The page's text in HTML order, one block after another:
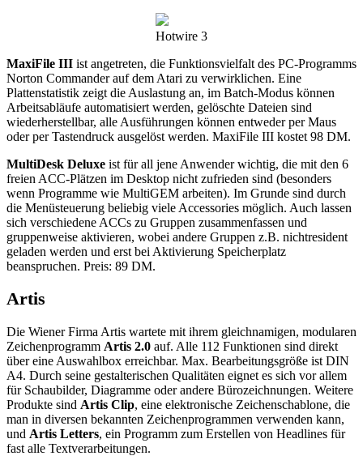
Hotwire 3
MaxiFile III ist angetreten, die Funktionsvielfalt des PC-Programms
Norton Commander auf dem Atari zu verwirklichen. Eine
Plattenstatistik zeigt die Auslastung an, im Batch-Modus können
Arbeitsabläufe automatisiert werden, gelöschte Dateien sind
wiederherstellbar, alle Ausführungen können entweder per Maus
oder per Tastendruck ausgelöst werden. MaxiFile III kostet 98 DM.
MultiDesk Deluxe ist für all jene Anwender wichtig, die mit den 6
freien ACC-Plätzen im Desktop nicht zufrieden sind (besonders
wenn Programme wie MultiGEM arbeiten). Im Grunde sind durch
die Menüsteuerung beliebig viele Accessories möglich. Auch lassen
sich verschiedene ACCs zu Gruppen zusammenfassen und
gruppenweise aktivieren, wobei andere Gruppen z.B. nichtresident
geladen werden und erst bei Aktivierung Speicherplatz
beanspruchen. Preis: 89 DM.
Artis
Die Wiener Firma Artis wartete mit ihrem gleichnamigen, modularen
Zeichenprogramm Artis 2.0 auf. Alle 112 Funktionen sind direkt
über eine Auswahlbox erreichbar. Max. Bearbeitungsgröße ist DIN
A4. Durch seine gestalterischen Qualitäten eignet es sich vor allem
für Schaubilder, Diagramme oder andere Bürozeichnungen. Weitere
Produkte sind Artis Clip, eine elektronische Zeichenschablone, die
man in diversen bekannten Zeichenprogrammen verwenden kann,
und Artis Letters, ein Programm zum Erstellen von Headlines für
fast alle Textverarbeitungen.